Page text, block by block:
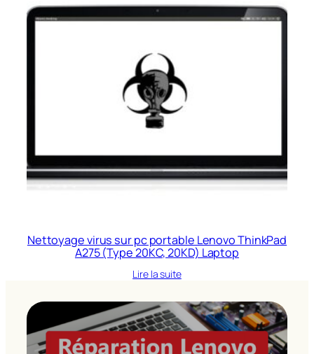
Nettoyage virus sur pc portable Lenovo ThinkPad
A275 (Type 20KC, 20KD) Laptop
Lire la suite